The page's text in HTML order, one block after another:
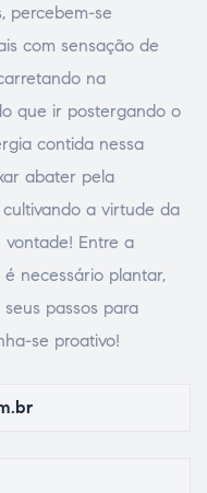
percebem-se
com sensação de
na
que ir postergando o
contida nessa
abater pela
cultivando a virtude da
vontade! Entre a
necessário plantar,
passos para
se proativo!